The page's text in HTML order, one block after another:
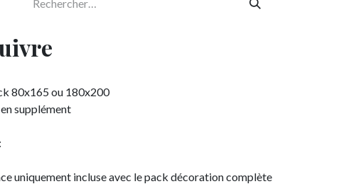
80x165 ou 180x200
supplément
uniquement incluse avec le pack décoration complète